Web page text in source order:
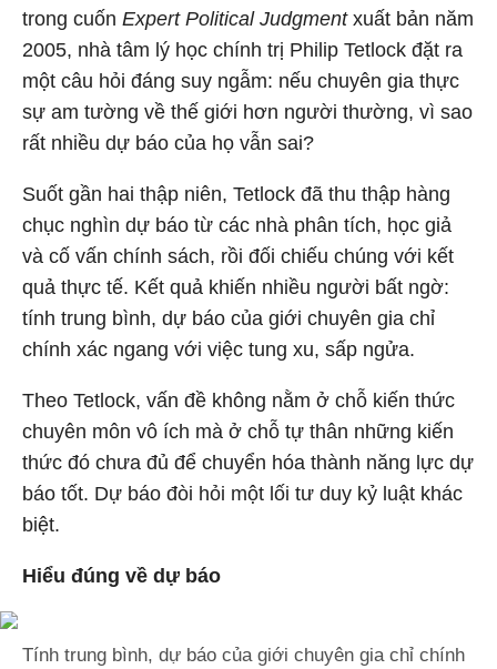
trong cuốn Expert Political Judgmentxuất bản năm
2005, nhà tâm lý học chính trị Philip Tetlock đặt ra
một câu hỏi đáng suy ngẫm: nếu chuyên gia thực
sự am tường về thế giới hơn người thường, vì sao
rất nhiều dự báo của họ vẫn sai?
Suốt gần hai thập niên, Tetlock đã thu thập hàng
chục nghìn dự báo từ các nhà phân tích, học giả
và cố vấn chính sách, rồi đối chiếu chúng với kết
quả thực tế. Kết quả khiến nhiều người bất ngờ:
tính trung bình, dự báo của giới chuyên gia chỉ
chính xác ngang với việc tung xu, sấp ngửa.
Theo Tetlock, vấn đề không nằm ở chỗ kiến thức
chuyên môn vô ích mà ở chỗ tự thân những kiến
thức đó chưa đủ để chuyển hóa thành năng lực dự
báo tốt. Dự báo đòi hỏi một lối tư duy kỷ luật khác
biệt.
Hiểu đúng về dự báo
Tính trung bình, dự báo của giới chuyên gia chỉ chính